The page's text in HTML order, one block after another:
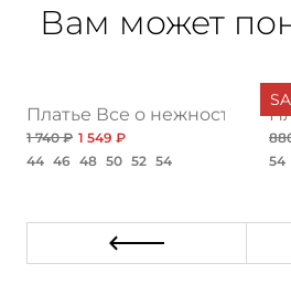
Вам может
Платье Все о нежности, топ
1 740 ₽ 1 549 ₽
44 46 48 50 52 54
54